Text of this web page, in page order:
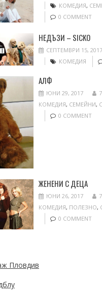
КОМЕДИЯ,
0 COMMENT
НЕДЪЗИ – SICKO
СЕПТЕМВРИ 15, 2017
КОМЕДИЯ
АЛФ
ЮНИ 29, 2017
КОМЕДИЯ, СЕМЕЙНИ,
0 COMMENT
ЖЕНЕНИ С ДЕЦА
ЮНИ 26, 2017
КОМЕДИЯ, ПОЛЕЗНО,
0 COMMENT
Пловдив